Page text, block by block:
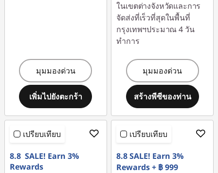
มุมมองด่วน
เพิ่มไปยังตะกร้า
ในเขตต่างจังหวัดและการ
จัดส่งที่เร็วที่สุดในพื้นที่
กรุงเทพฯประมาณ 4 วัน
ทำการ
มุมมองด่วน
สร้างพีซีของท่าน
เปรียบเทียบ
8.8 SALE! Earn 3%
Rewards
เปรียบเทียบ
8.8 SALE! Earn 3%
Rewards + ฿ 999